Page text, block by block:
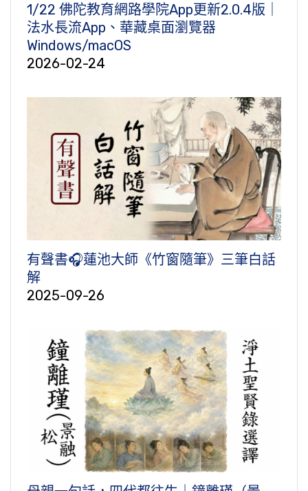
1/22 佛陀教育網路學院App更新2.0.4版｜
法水長流App、華藏桌面瀏覽器
Windows/macOS
2026-02-24
有聲書🎧蓮池大師《竹窗隨筆》三筆白話
解
2025-09-26